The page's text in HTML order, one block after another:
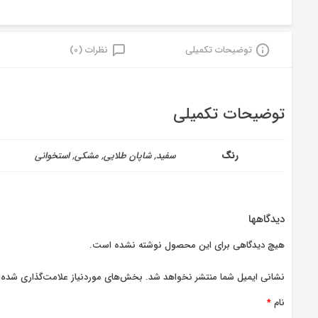
توضیحات تکمیلی نظرات (0)
توضیحات تکمیلی
رنگ سفید, شاپان طلایی, مشکی, استخوانی
دیدگاهها
هیچ دیدگاهی برای این محصول نوشته نشده است.
نشانی ایمیل شما منتشر نخواهد شد. بخش‌های موردنیاز علامت‌گذاری
نام*